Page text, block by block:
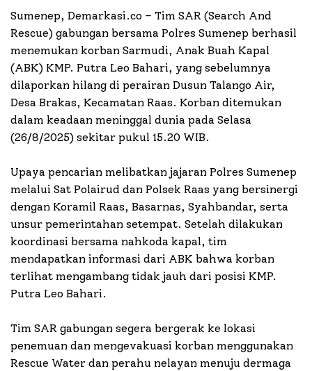
Sumenep, Demarkasi.co – Tim SAR (Search And
Rescue) gabungan bersama Polres Sumenep berhasil
menemukan korban Sarmudi, Anak Buah Kapal
(ABK) KMP. Putra Leo Bahari, yang sebelumnya
dilaporkan hilang di perairan Dusun Talango Air,
Desa Brakas, Kecamatan Raas. Korban ditemukan
dalam keadaan meninggal dunia pada Selasa
(26/8/2025) sekitar pukul 15.20 WIB.
Upaya pencarian melibatkan jajaran Polres Sumenep
melalui Sat Polairud dan Polsek Raas yang bersinergi
dengan Koramil Raas, Basarnas, Syahbandar, serta
unsur pemerintahan setempat. Setelah dilakukan
koordinasi bersama nahkoda kapal, tim
mendapatkan informasi dari ABK bahwa korban
terlihat mengambang tidak jauh dari posisi KMP.
Putra Leo Bahari.
Tim SAR gabungan segera bergerak ke lokasi
penemuan dan mengevakuasi korban menggunakan
Rescue Water dan perahu nelayan menuju dermaga